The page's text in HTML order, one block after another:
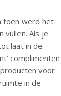
toen werd het
vullen. Als je
laat in de
complimenten
voor
in de